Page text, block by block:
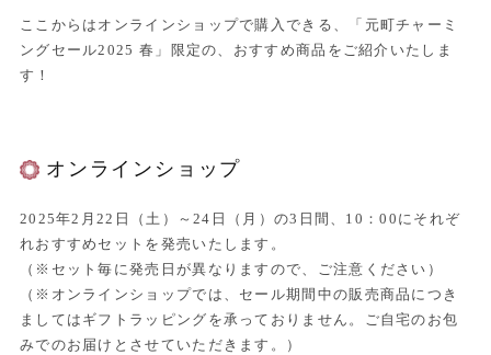
ここからはオンラインショップで購入できる、「元町チャーミ
ングセール2025 春」限定の、おすすめ商品をご紹介いたしま
す！
オンラインショップ
2025年2月22日（土）～24日（月）の3日間、10：00にそれぞ
れおすすめセットを発売いたします。
（※セット毎に発売日が異なりますので、ご注意ください）
（※オンラインショップでは、セール期間中の販売商品につき
ましてはギフトラッピングを承っておりません。ご自宅のお包
みでのお届けとさせていただきます。）